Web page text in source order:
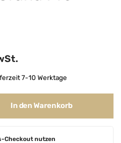
7-10 Werktage
In den Warenkorb
Checkout nutzen